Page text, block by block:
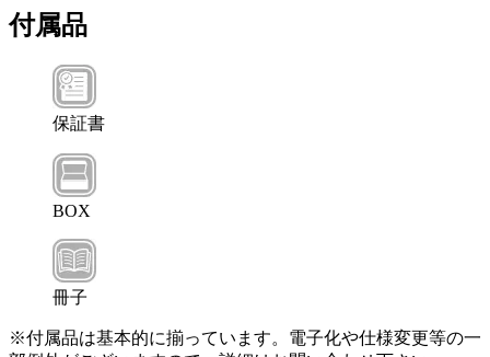
付属品
保証書
BOX
冊子
※付属品は基本的に揃っています。電子化や仕様変更等の一